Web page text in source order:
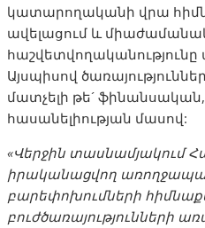
կատարողականի վրա
ավելացում և
հաշվետվողականությունը
Այսպիսով
մատչելի թե´
հասանելիության մասով:
«Վերջին տասնամյակում
իրականացվող
բարեփոխումների
բուժծառայությունների